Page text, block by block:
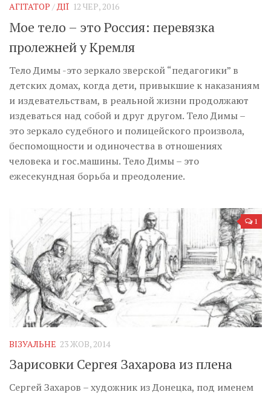
Inter/antinational
АГІТАТОР /ДІЇ 12 ЧЕР, 2016
Мое тело – это Россия: перевязка
пролежней у Кремля
Тело Димы -это зеркало зверской “педагогики” в
детских домах, когда дети, привыкшие к наказаниям
и издевательствам, в реальной жизни продолжают
издеваться над собой и друг другом. Тело Димы –
это зеркало судебного и полицейского произвола,
беспомощности и одиночества в отношениях
человека и гос.машины. Тело Димы – это
ежесекундная борьба и преодоление.
1
ВІЗУАЛЬНЕ 23 ЖОВ, 2014
Зарисовки Сергея Захарова из плена
Сергей Захаров – художник из Донецка, под именем